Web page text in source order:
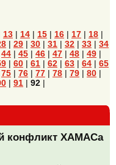
13 | 14 | 15 | 16 | 17 | 18 |
| 29 | 30 | 31 | 32 | 33 | 34
44 | 45 | 46 | 47 | 48 | 49 |
| 60 | 61 | 62 | 63 | 64 | 65
75 | 76 | 77 | 78 | 79 | 80 |
| 91 | 92 |
конфликт ХАМАСа